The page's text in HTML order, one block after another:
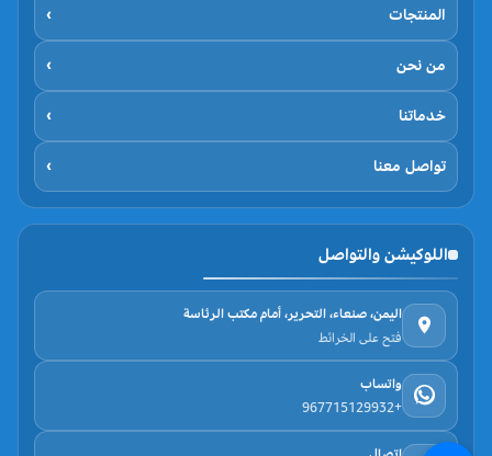
المنتجات ›
من نحن ›
خدماتنا ›
تواصل معنا ›
اللوكيشن والتواصل
اليمن، صنعاء، التحرير، أمام مكتب الرئاسة
فتح على الخرائط
واتساب
+967715129932